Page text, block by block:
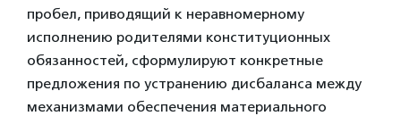
пробел, приводящий к неравномерному
исполнению родителями конституционных
обязанностей, сформулируют конкретные
предложения по устранению дисбаланса между
механизмами обеспечения материального